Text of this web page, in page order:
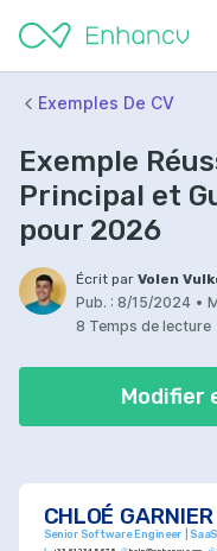
Exemples De CV
Exemple
Principal et
pour 2026
Écrit par Volen
Pub. : 8/15/2024 •
8 Temps de lecture
Modifier
CHLOÉ GARNIER
Senior Software Engineer |